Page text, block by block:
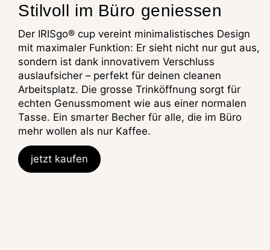
Stilvoll im Büro geniessen
Der IRISgo® cup vereint minimalistisches Design
mit maximaler Funktion: Er sieht nicht nur gut aus,
sondern ist dank innovativem Verschluss
auslaufsicher – perfekt für deinen cleanen
Arbeitsplatz. Die grosse Trinköffnung sorgt für
echten Genussmoment wie aus einer normalen
Tasse. Ein smarter Becher für alle, die im Büro
mehr wollen als nur Kaffee.
jetzt kaufen